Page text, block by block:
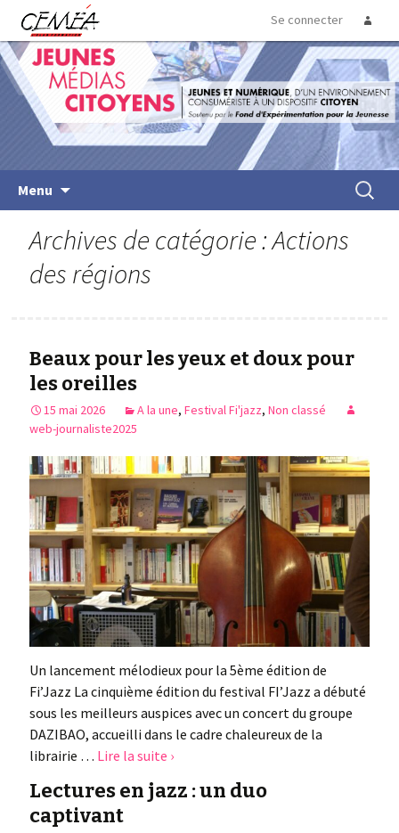
Se connecter
Jeunes Medias Citoyens
Menu
Archives de catégorie : Actions
des régions
Beaux pour les yeux et doux pour
les oreilles
15 mai 2026 A la une,Festival Fi'jazz,Non classé
web-journaliste2025
Un lancement mélodieux pour la 5ème édition de
Fi’Jazz La cinquième édition du festival FI’Jazz a débuté
sous les meilleurs auspices avec un concert du groupe
DAZIBAO, accueilli dans le cadre chaleureux de la
librairie … Lire la suite ›
Lectures en jazz : un duo
captivant